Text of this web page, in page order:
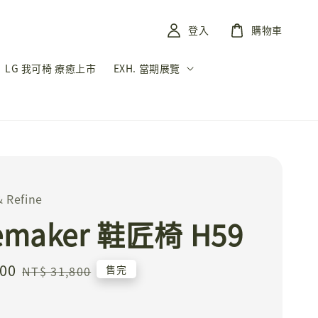
LG 我可椅 療癒上市 EXH. 當期展覽
登入 購物車
Refine
鞋匠椅 H59
Regular
NT$ 31,800 售完